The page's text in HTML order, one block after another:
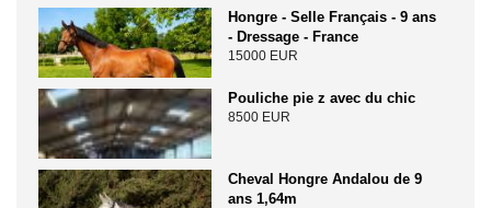
Hongre - Selle Français - 9 ans
- Dressage - France
15000 EUR
Pouliche pie z avec du chic
8500 EUR
Cheval Hongre Andalou de 9
ans 1,64m